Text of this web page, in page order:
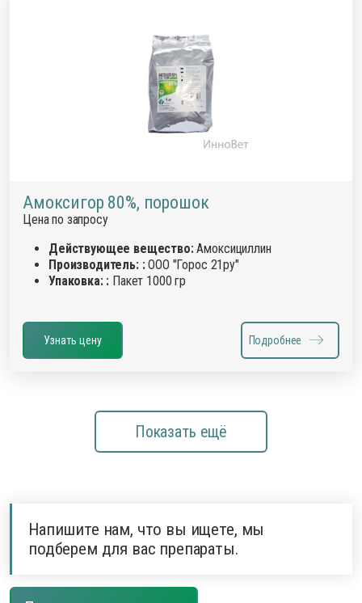
Амоксигор 80%, порошок
Цена по запросу
Действующее вещество:Амоксициллин
Производитель: :ООО "Горос 21ру"
Упаковка: : Пакет 1000 гр
Узнать цену Подробнее
Показать ещё
Напишите нам, что вы ищете, мы
подберем для вас препараты.